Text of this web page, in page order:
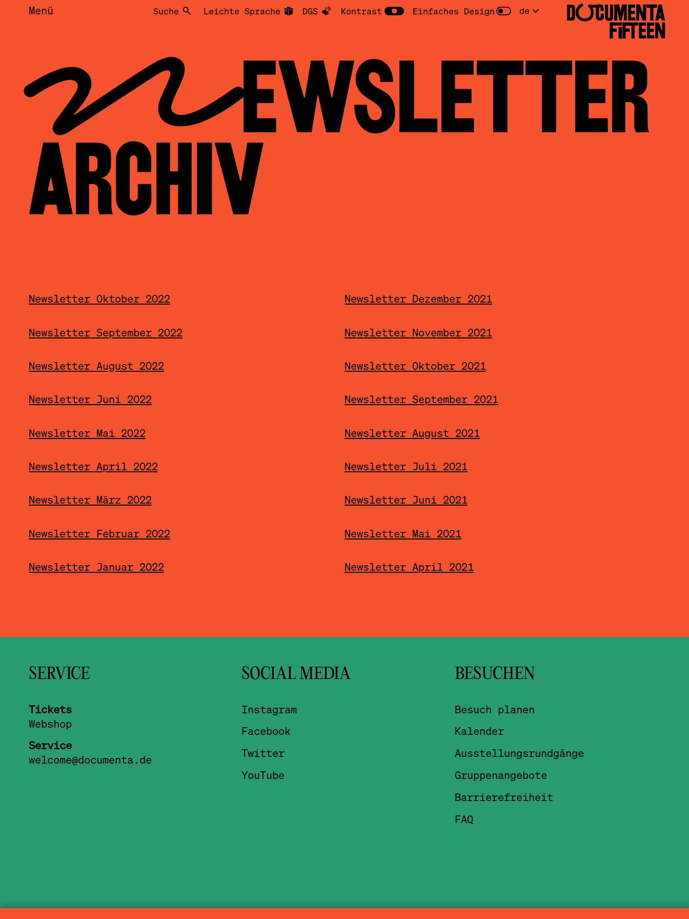
Menü Suche Leichte Sprache DGS Kontrast Einfaches Design de DOCUMENTA
FIFTEEN
NEWSLETTER
ARCHIV
Newsletter Oktober 2022
Newsletter September 2022
Newsletter August 2022
Newsletter Juni 2022
Newsletter Mai 2022
Newsletter April 2022
Newsletter März 2022
Newsletter Februar 2022
Newsletter Januar 2022
Newsletter Dezember 2021
Newsletter November 2021
Newsletter Oktober 2021
Newsletter September 2021
Newsletter August 2021
Newsletter Juli 2021
Newsletter Juni 2021
Newsletter Mai 2021
Newsletter April 2021
SERVICE
Tickets
Webshop
Service
welcome@documenta.de
SOCIAL MEDIA
Instagram
Facebook
Twitter
YouTube
BESUCHEN
Besuch planen
Kalender
Ausstellungsrundgänge
Gruppenangebote
Barrierefreiheit
FAQ